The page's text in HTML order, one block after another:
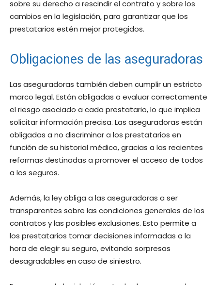
sobre su derecho a rescindir el contrato y sobre los
cambios en la legislación, para garantizar que los
prestatarios estén mejor protegidos.
Obligaciones de las aseguradoras
Las aseguradoras también deben cumplir un estricto
marco legal. Están obligadas a evaluar correctamente
el riesgo asociado a cada prestatario, lo que implica
solicitar información precisa. Las aseguradoras están
obligadas a no discriminar a los prestatarios en
función de su historial médico, gracias a las recientes
reformas destinadas a promover el acceso de todos
a los seguros.
Además, la ley obliga a las aseguradoras a ser
transparentes sobre las condiciones generales de los
contratos y las posibles exclusiones. Esto permite a
los prestatarios tomar decisiones informadas a la
hora de elegir su seguro, evitando sorpresas
desagradables en caso de siniestro.